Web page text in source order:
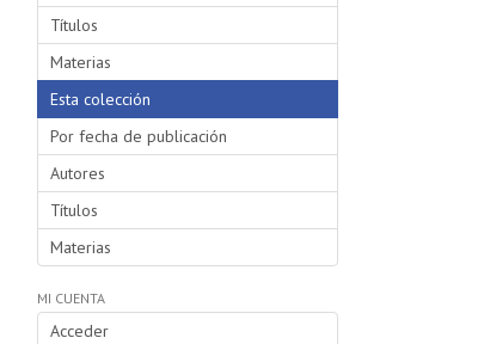
Títulos
Materias
Esta colección
Por fecha de publicación
Autores
Títulos
Materias
MI CUENTA
Acceder